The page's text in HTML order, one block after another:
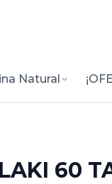
Natural
60